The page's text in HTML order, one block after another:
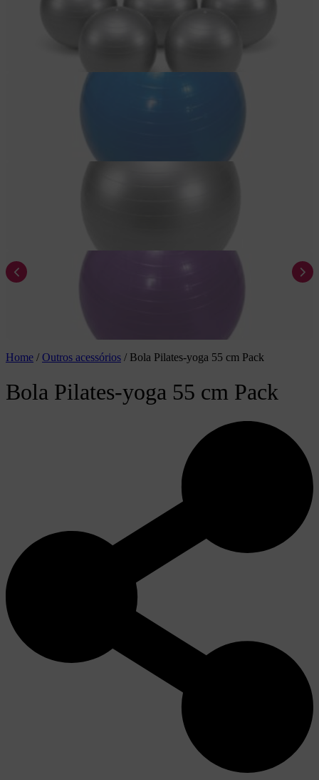
Home / Outros acessórios / Bola Pilates-yoga 55 cm Pack
Bola Pilates-yoga 55 cm Pack